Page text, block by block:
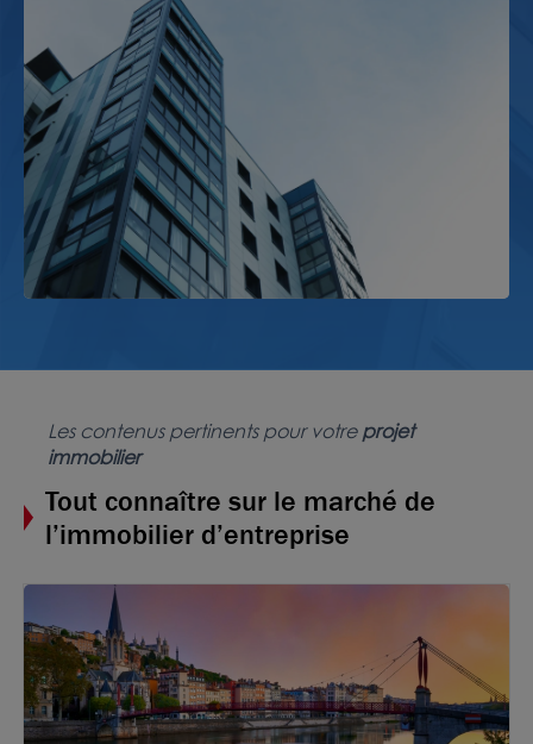
Les contenus pertinents pour votreprojet
immobilier
Tout connaître sur le marché de
l’immobilier d’entreprise